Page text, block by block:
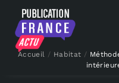
Accueil / Habitat /